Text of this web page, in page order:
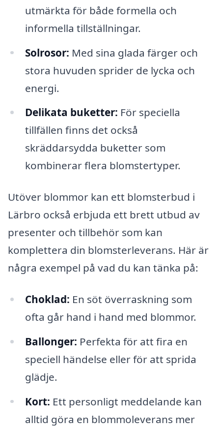
utmärkta för både formella och
informella tillställningar.
Solrosor: Med sina glada färger och
stora huvuden sprider de lycka och
energi.
Delikata buketter: För speciella
tillfällen finns det också
skräddarsydda buketter som
kombinerar flera blomstertyper.
Utöver blommor kan ett blomsterbud i
Lärbro också erbjuda ett brett utbud av
presenter och tillbehör som kan
komplettera din blomsterleverans. Här är
några exempel på vad du kan tänka på:
Choklad: En söt överraskning som
ofta går hand i hand med blommor.
Ballonger: Perfekta för att fira en
speciell händelse eller för att sprida
glädje.
Kort: Ett personligt meddelande kan
alltid göra en blommoleverans mer